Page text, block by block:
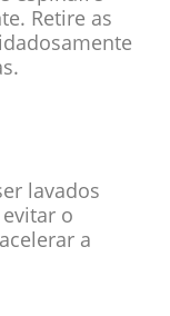
Retire as
lavados
o
a